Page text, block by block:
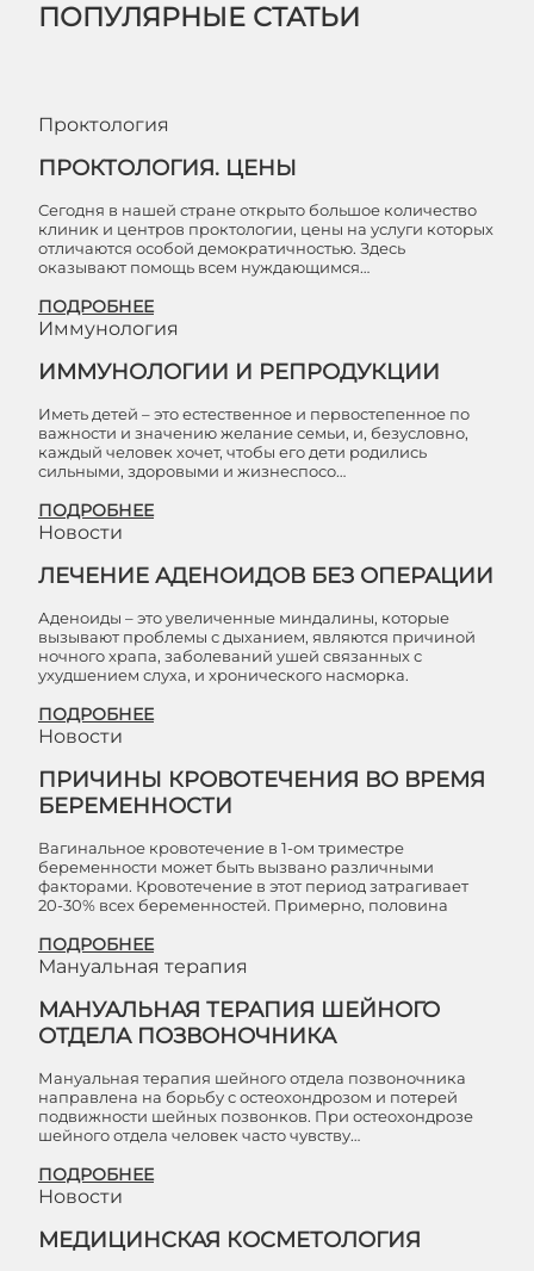
ПОПУЛЯРНЫЕ СТАТЬИ
Проктология
ПРОКТОЛОГИЯ. ЦЕНЫ
Сегодня в нашей стране открыто большое количество
клиник и центров проктологии, цены на услуги которых
отличаются особой демократичностью. Здесь
оказывают помощь всем нуждающимся…
ПОДРОБНЕЕ
Иммунология
ИММУНОЛОГИИ И РЕПРОДУКЦИИ
Иметь детей – это естественное и первостепенное по
важности и значению желание семьи, и, безусловно,
каждый человек хочет, чтобы его дети родились
сильными, здоровыми и жизнеспосо…
ПОДРОБНЕЕ
Новости
ЛЕЧЕНИЕ АДЕНОИДОВ БЕЗ ОПЕРАЦИИ
Аденоиды – это увеличенные миндалины, которые
вызывают проблемы с дыханием, являются причиной
ночного храпа, заболеваний ушей связанных с
ухудшением слуха, и хронического насморка.
ПОДРОБНЕЕ
Новости
ПРИЧИНЫ КРОВОТЕЧЕНИЯ ВО ВРЕМЯ
БЕРЕМЕННОСТИ
Вагинальное кровотечение в 1-ом триместре
беременности может быть вызвано различными
факторами. Кровотечение в этот период затрагивает
20-30% всех беременностей. Примерно, половина
ПОДРОБНЕЕ
Мануальная терапия
МАНУАЛЬНАЯ ТЕРАПИЯ ШЕЙНОГО
ОТДЕЛА ПОЗВОНОЧНИКА
Мануальная терапия шейного отдела позвоночника
направлена на борьбу с остеохондрозом и потерей
подвижности шейных позвонков. При остеохондрозе
шейного отдела человек часто чувству…
ПОДРОБНЕЕ
Новости
МЕДИЦИНСКАЯ КОСМЕТОЛОГИЯ